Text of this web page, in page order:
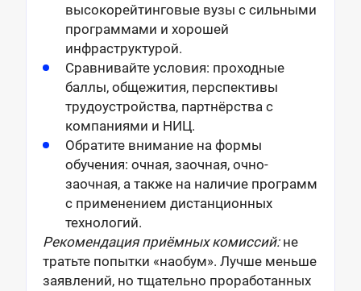
высокорейтинговые вузы с сильными
программами и хорошей
инфраструктурой.
Сравнивайте условия: проходные
баллы, общежития, перспективы
трудоустройства, партнёрства с
компаниями и НИЦ.
Обратите внимание на формы
обучения: очная, заочная, очно-
заочная, а также на наличие программ
с применением дистанционных
технологий.
Рекомендация приёмных комиссий:не
тратьте попытки «наобум». Лучше меньше
заявлений, но тщательно проработанных